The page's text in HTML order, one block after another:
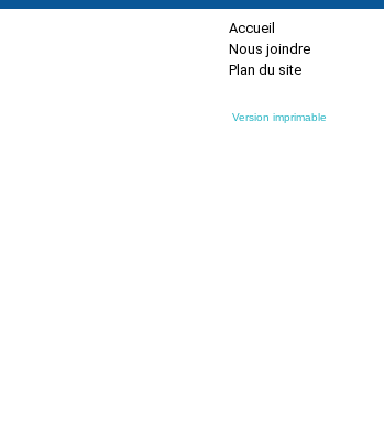
Accueil
Nous joindre
Plan du site
Version imprimable